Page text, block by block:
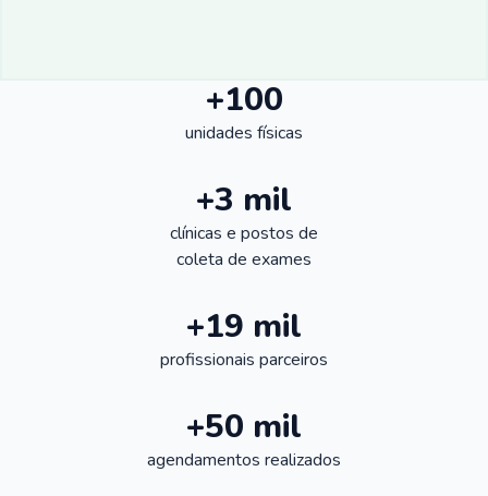
+100
unidades físicas
+3 mil
clínicas e postos de
coleta de exames
+19 mil
profissionais parceiros
+50 mil
agendamentos realizados